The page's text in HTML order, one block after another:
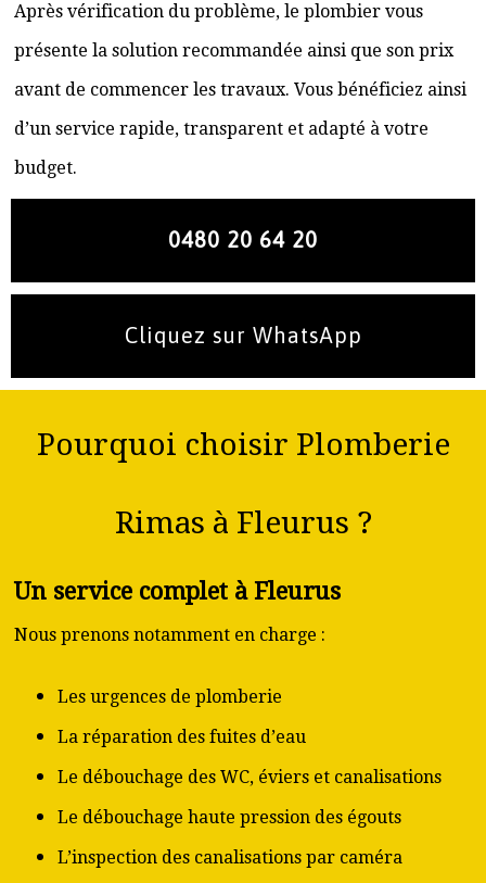
Après vérification du problème, le plombier vous
présente la solution recommandée ainsi que son prix
avant de commencer les travaux. Vous bénéficiez ainsi
d’un service rapide, transparent et adapté à votre
budget.
0480 20 64 20
Cliquez sur WhatsApp
Pourquoi choisir Plomberie
Rimas à Fleurus ?
Un service complet à Fleurus
Nous prenons notamment en charge :
Les urgences de plomberie
La réparation des fuites d’eau
Le débouchage des WC, éviers et canalisations
Le débouchage haute pression des égouts
L’inspection des canalisations par caméra